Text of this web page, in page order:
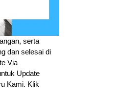
serta
dan selesai di
Via
Update
Kami. Klik